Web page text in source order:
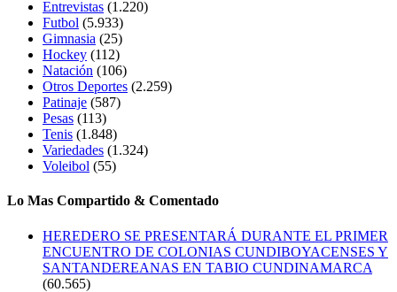
Entrevistas (1.220)
Futbol (5.933)
Gimnasia (25)
Hockey (112)
Natación (106)
Otros Deportes (2.259)
Patinaje (587)
Pesas (113)
Tenis (1.848)
Variedades (1.324)
Voleibol (55)
Lo Mas Compartido & Comentado
HEREDERO SE PRESENTARÁ DURANTE EL PRIMER
ENCUENTRO DE COLONIAS CUNDIBOYACENSES Y
SANTANDEREANAS EN TABIO CUNDINAMARCA
(60.565)